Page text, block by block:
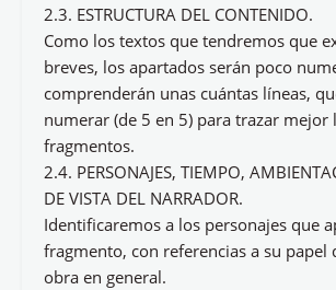
2.3. ESTRUCTURA DEL CONTENIDO.
Como los textos que tendremos que
breves, los apartados serán poco
comprenderán unas cuántas líneas,
numerar (de 5 en 5) para trazar mejor
fragmentos.
2.4. PERSONAJES, TIEMPO,
DE VISTA DEL NARRADOR.
Identificaremos a los personajes que
fragmento, con referencias a su papel
obra en general.